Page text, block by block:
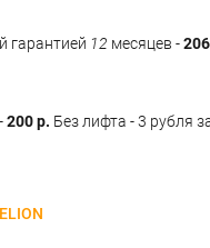
гарантией 12 месяцев -
200 р. Без лифта - 3 рубля